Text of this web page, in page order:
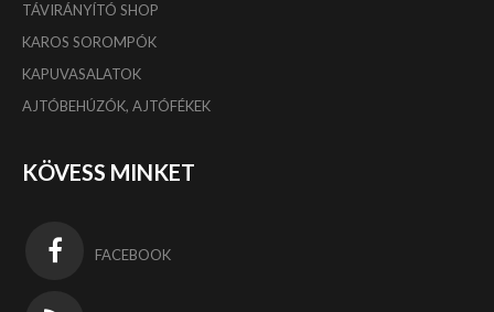
TÁVIRÁNYÍTÓ SHOP
KAROS SOROMPÓK
KAPUVASALATOK
AJTÓBEHÚZÓK, AJTÓFÉKEK
KÖVESS MINKET
FACEBOOK